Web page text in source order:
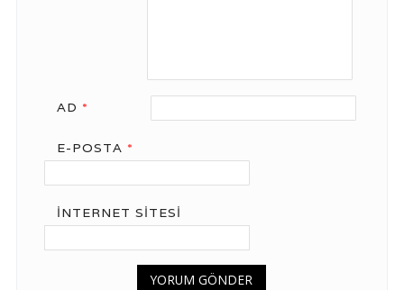
AD *
E-POSTA *
İNTERNET SITESI